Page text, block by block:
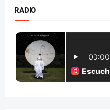
RADIO